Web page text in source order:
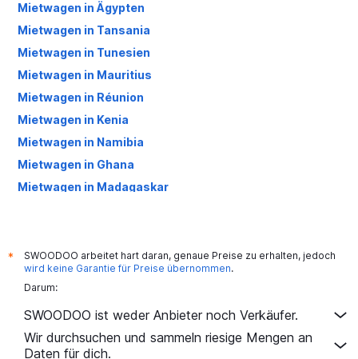
Mietwagen in Ägypten
Mietwagen in Tansania
Mietwagen in Tunesien
Mietwagen in Mauritius
Mietwagen in Réunion
Mietwagen in Kenia
Mietwagen in Namibia
Mietwagen in Ghana
Mietwagen in Madagaskar
Mietwagen in Äthiopien
Mietwagen in Seychellen
Mietwagen in Benin
Mietwagen in Kap Verde
*
SWOODOO arbeitet hart daran, genaue Preise zu erhalten, jedoch
wird keine Garantie für Preise übernommen.
Darum:
SWOODOO ist weder Anbieter noch Verkäufer.
Wir durchsuchen und sammeln riesige Mengen an
Daten für dich.